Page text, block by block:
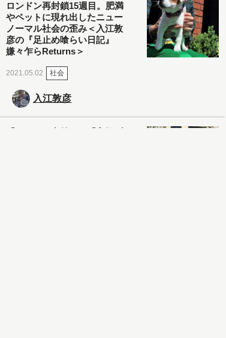
ロンドン再封鎖15週目。肥満
やペットに現れ出したニュー
ノーマル社会の歪み＜入江敦
彦の『足止め喰らい日記』
嫌々乍らReturns＞
2021.05.02 社会
入江敦彦